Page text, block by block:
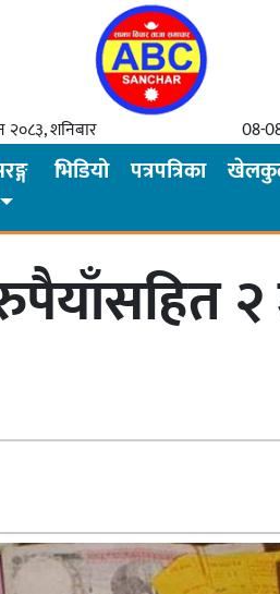
२०८३, शनिबार 08-
भिडियो पत्रपत्रिका
२